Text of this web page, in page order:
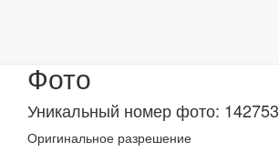
Фото
Уникальный номер фото: 142753
Оригинальное разрешение